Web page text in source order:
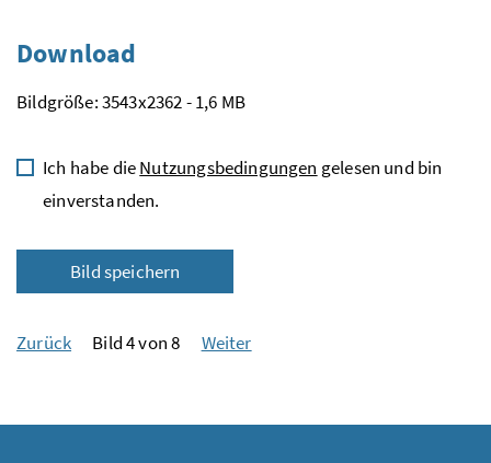
Download
Bildgröße: 3543x2362 - 1,6 MB
Ich habe dieNutzungsbedingungen gelesen und bin
einverstanden.
Bild speichern
Zurück Bild 4 von 8 Weiter